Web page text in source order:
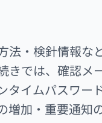
・検針情報な
きでは、確認メ
タイムパスワ
増加・重要通